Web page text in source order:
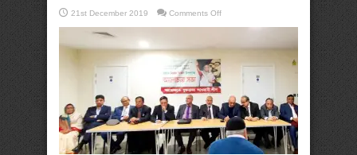
21st December 2019 Comments Offon
মুক্তিযুদ্ধের